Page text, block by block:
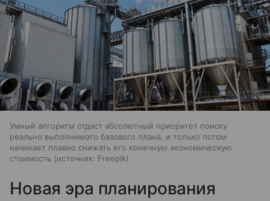
Умный алгоритм отдаст абсолютный приоритет поиску
реально выполнимого базового плана, и только потом
начинает плавно снижать его конечную экономическую
стоимость
источник: Freepik
Новая эра планирования